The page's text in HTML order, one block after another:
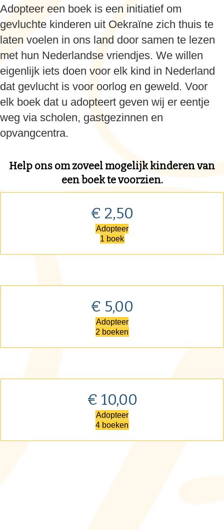
Adopteer een boek is een initiatief om
gevluchte kinderen uit Oekraïne zich thuis te
laten voelen in ons land door samen te lezen
met hun Nederlandse vriendjes. We willen
eigenlijk iets doen voor elk kind in Nederland
dat gevlucht is voor oorlog en geweld. Voor
elk boek dat u adopteert geven wij er eentje
weg via scholen, gastgezinnen en
opvangcentra.
Help ons om zoveel mogelijk kinderen van
een boek te voorzien.
€ 2,50
Adopteer
1 boek
€ 5,00
Adopteer
2 boeken
€ 10,00
Adopteer
4 boeken